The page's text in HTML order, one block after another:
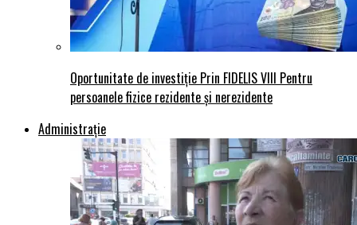
Oportunitate de investiție Prin FIDELIS VIII Pentru
persoanele fizice rezidente și nerezidente
Administraţie